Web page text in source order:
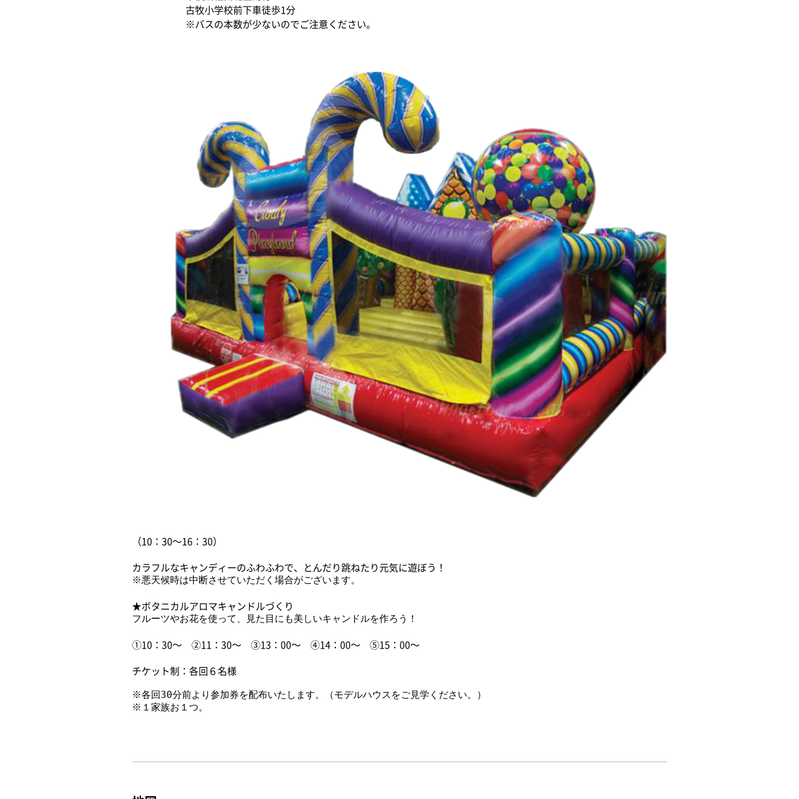
古牧小学校前下車徒歩1分
※バスの本数が少ないのでご注意ください。
（10：30～16：30）
カラフルなキャンディーのふわふわで、とんだり跳ねたり元気に遊ぼう！
※悪天候時は中断させていただく場合がございます。
★ボタニカルアロマキャンドルづくり
フルーツやお花を使って、見た目にも美しいキャンドルを作ろう！
①10：30～ ②11：30～ ③13：00～ ④14：00～ ⑤15：00～
チケット制：各回６名様
※各回30分前より参加券を配布いたします。（モデルハウスをご見学ください。）
※１家族お１つ。